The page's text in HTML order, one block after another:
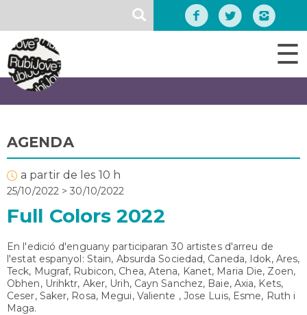
contingut
☰
AGENDA
a partir de les 10 h
25/10/2022 >30/10/2022
Full Colors 2022
En l'edició d'enguany participaran 30 artistes d'arreu de
l'estat espanyol: Stain, Absurda Sociedad, Caneda, Idok, Ares,
Teck, Mugraf, Rubicon, Chea, Atena, Kanet, Maria Die, Zoen,
Obhen, Urihktr, Aker, Urih, Cayn Sanchez, Baie, Axia, Kets,
Ceser, Saker, Rosa, Megui, Valiente , Jose Luis, Esme, Ruth i
Maga.